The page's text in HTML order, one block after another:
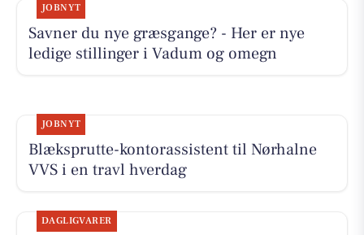
JOBNYT
Savner du nye græsgange? - Her er nye
ledige stillinger i Vadum og omegn
JOBNYT
Blæksprutte-kontorassistent til Nørhalne
VVS i en travl hverdag
DAGLIGVARER